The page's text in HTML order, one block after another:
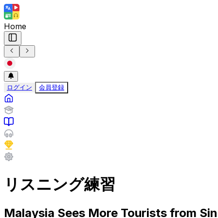
Home
ログイン 会員登録
リスニング練習
Malaysia Sees More Tourists from